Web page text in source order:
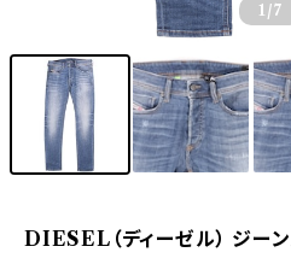
1 /7
DIESEL（ディーゼル） ジー